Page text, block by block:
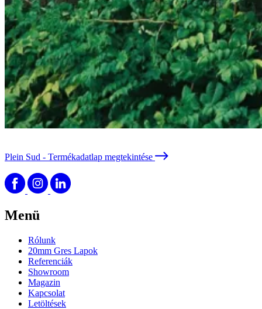
Plein Sud - Termékadatlap megtekintése
Menü
Rólunk
20mm Gres Lapok
Referenciák
Showroom
Magazin
Kapcsolat
Letöltések